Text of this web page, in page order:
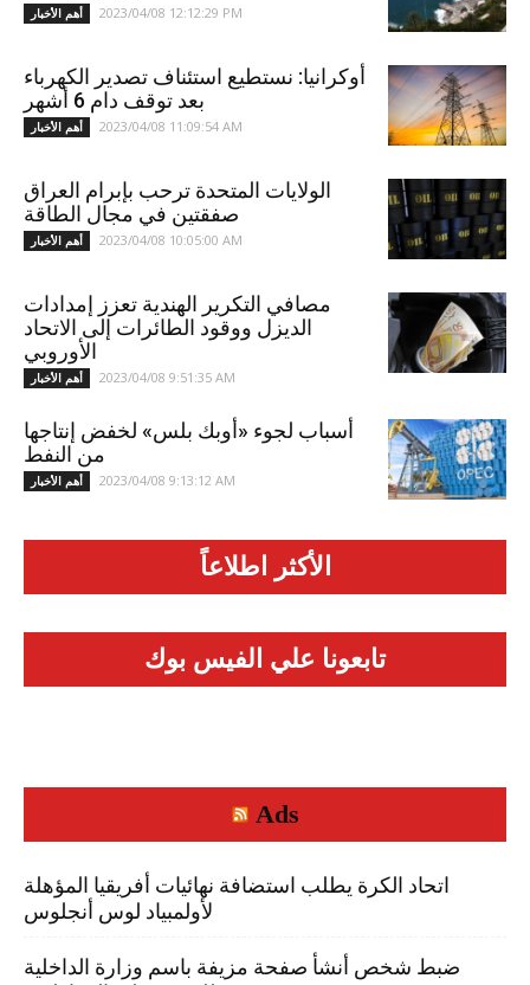
أهم الأخبار 2023/04/08 12:12:29 PM
أوكرانيا: نستطيع استئناف تصدير الكهرباء
بعد توقف دام 6 أشهر
أهم الأخبار 2023/04/08 11:09:54 AM
الولايات المتحدة ترحب بإبرام العراق
صفقتين في مجال الطاقة
أهم الأخبار 2023/04/08 10:05:00 AM
مصافي التكرير الهندية تعزز إمدادات
الديزل ووقود الطائرات إلى الاتحاد
الأوروبي
أهم الأخبار 2023/04/08 9:51:35 AM
أسباب لجوء «أوبك بلس» لخفض إنتاجها
من النفط
أهم الأخبار 2023/04/08 9:13:12 AM
الأكثر اطلاعاً
تابعونا علي الفيس بوك
Ads
اتحاد الكرة يطلب استضافة نهائيات أفريقيا المؤهلة
لأولمبياد لوس أنجلوس
ضبط شخص أنشأ صفحة مزيفة باسم وزارة الداخلية